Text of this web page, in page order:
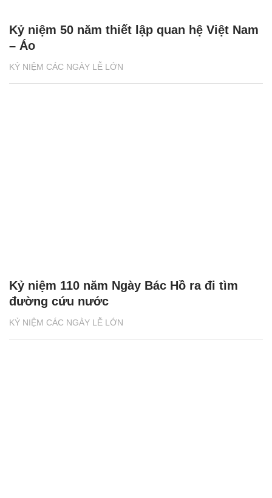
KỶ NIỆM CÁC NGÀY LỄ LỚN
Kỷ niệm 50 năm thiết lập quan hệ Việt Nam
– Áo
KỶ NIỆM CÁC NGÀY LỄ LỚN
Kỷ niệm 110 năm Ngày Bác Hồ ra đi tìm
đường cứu nước